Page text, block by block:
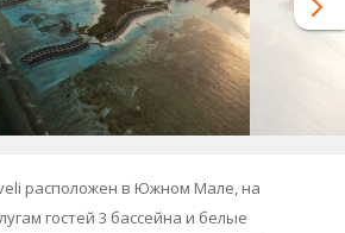
расположен в Южном Мале, на
гостей 3 бассейна и белые